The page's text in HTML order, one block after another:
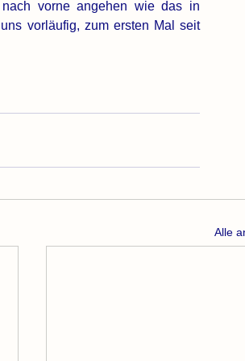
vorne angehen wie das in
vorläufig, zum ersten Mal seit
Alle